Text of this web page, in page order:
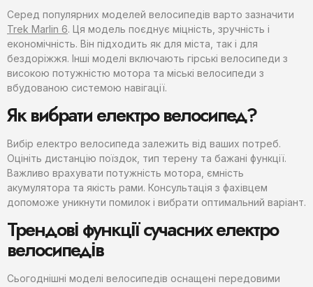
Серед популярних моделей велосипедів варто зазначити
Trek Marlin 6. Ця модель поєднує міцність, зручність і
економічність. Він підходить як для міста, так і для
бездоріжжя. Інші моделі включають гірські велосипеди з
високою потужністю мотора та міські велосипеди з
вбудованою системою навігації.
Як вибрати електро велосипед?
Вибір електро велосипеда залежить від ваших потреб.
Оцініть дистанцію поїздок, тип терену та бажані функції.
Важливо врахувати потужність мотора, ємність
акумулятора та якість рами. Консультація з фахівцем
допоможе уникнути помилок і вибрати оптимальний варіант.
Трендові функції сучасних електро
велосипедів
Сьогоднішні моделі велосипедів оснащені передовими